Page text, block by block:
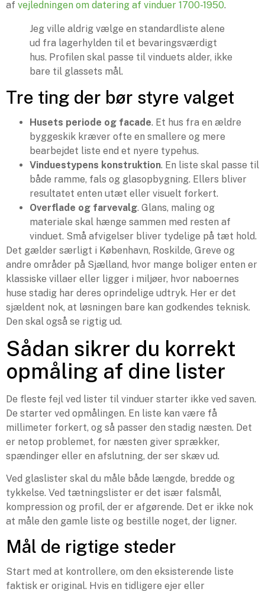
af vejledningen om datering af vinduer 1700-1950.
Jeg ville aldrig vælge en standardliste alene
ud fra lagerhylden til et bevaringsværdigt
hus. Profilen skal passe til vinduets alder, ikke
bare til glassets mål.
Tre ting der bør styre valget
Husets periode og facade. Et hus fra en ældre
byggeskik kræver ofte en smallere og mere
bearbejdet liste end et nyere typehus.
Vinduestypens konstruktion. En liste skal passe til
både ramme, fals og glasopbygning. Ellers bliver
resultatet enten utæt eller visuelt forkert.
Overflade og farvevalg. Glans, maling og
materiale skal hænge sammen med resten af
vinduet. Små afvigelser bliver tydelige på tæt hold.
Det gælder særligt i København, Roskilde, Greve og
andre områder på Sjælland, hvor mange boliger enten er
klassiske villaer eller ligger i miljøer, hvor naboernes
huse stadig har deres oprindelige udtryk. Her er det
sjældent nok, at løsningen bare kan godkendes teknisk.
Den skal også se rigtig ud.
Sådan sikrer du korrekt
opmåling af dine lister
De fleste fejl ved lister til vinduer starter ikke ved saven.
De starter ved opmålingen. En liste kan være få
millimeter forkert, og så passer den stadig næsten. Det
er netop problemet, for næsten giver sprækker,
spændinger eller en afslutning, der ser skæv ud.
Ved glaslister skal du måle både længde, bredde og
tykkelse. Ved tætningslister er det især falsmål,
kompression og profil, der er afgørende. Det er ikke nok
at måle den gamle liste og bestille noget, der ligner.
Mål de rigtige steder
Start med at kontrollere, om den eksisterende liste
faktisk er original. Hvis en tidligere ejer eller